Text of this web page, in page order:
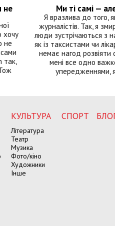
не
хочу
не
так,
Ми ті самі —
Я вразлива до того,
журналістів. Так, я
люди зустрічаються з
як із таксистами чи
немає нагод розвіяти
мені все одно
упередженнями,
КУЛЬТУРА
Література
Театр
Музика
Фото/кіно
Художники
Інше
СПОРТ